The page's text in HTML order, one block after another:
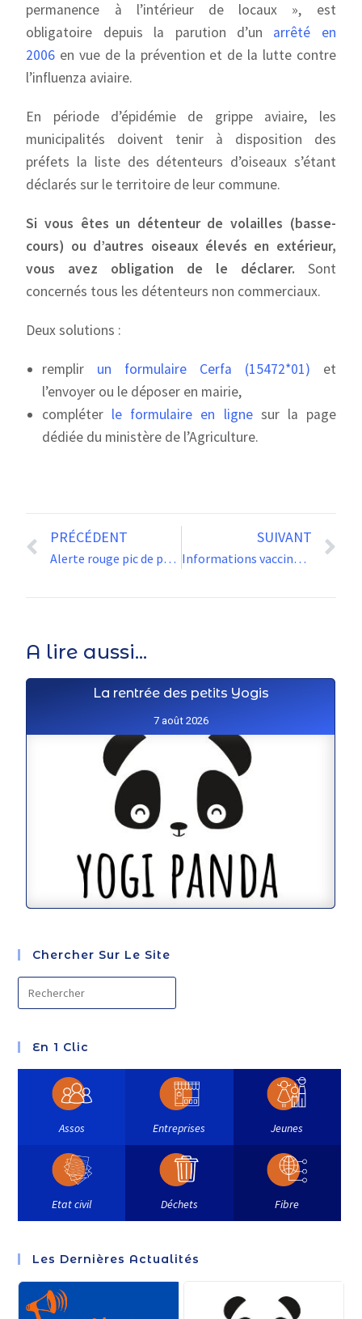
permanence à l’intérieur de locaux », est
obligatoire depuis la parution d’un arrêté en
2006 en vue de la prévention et de la lutte contre
l’influenza aviaire.
En période d’épidémie de grippe aviaire, les
municipalités doivent tenir à disposition des
préfets la liste des détenteurs d’oiseaux s’étant
déclarés sur le territoire de leur commune.
Si vous êtes un détenteur de volailles (basse-
cours) ou d’autres oiseaux élevés en extérieur,
vous avez obligation de le déclarer. Sont
concernés tous les détenteurs non commerciaux.
Deux solutions :
remplir un formulaire Cerfa (15472*01) et
l’envoyer ou le déposer en mairie,
compléter le formulaire en lignesur la page
dédiée du ministère de l’Agriculture.
PRÉCÉDENT
Alerte rouge pic de pollution aux particules fines pour aujourd’hui, 9 janvier.
SUIVANT
Informations vaccination COVID-19 phase 2 en Haute-Garonne
A lire aussi...
La rentrée des petits Yogis
7 août 2026
Chercher Sur Le Site
En 1 Clic
Assos Entreprises Jeunes
Etat civil Déchets Fibre
Les Dernières Actualités